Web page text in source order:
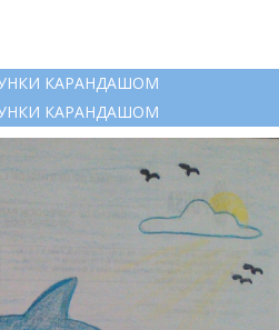
КАРАНДАШОМ
КАРАНДАШОМ